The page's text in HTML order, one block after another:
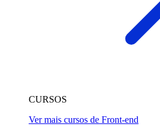
CURSOS
Ver mais cursos de Front-end